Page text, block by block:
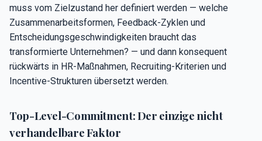
muss vom Zielzustand her definiert werden — welche
Zusammenarbeitsformen, Feedback-Zyklen und
Entscheidungsgeschwindigkeiten braucht das
transformierte Unternehmen? — und dann konsequent
rückwärts in HR-Maßnahmen, Recruiting-Kriterien und
Incentive-Strukturen übersetzt werden.
Top-Level-Commitment: Der einzige nicht
verhandelbare Faktor